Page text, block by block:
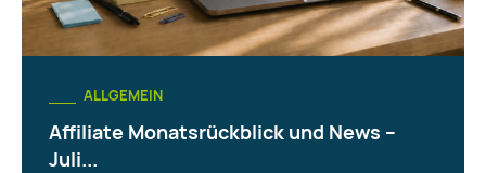
ALLGEMEIN
Affiliate Monatsrückblick und News –
Juli...